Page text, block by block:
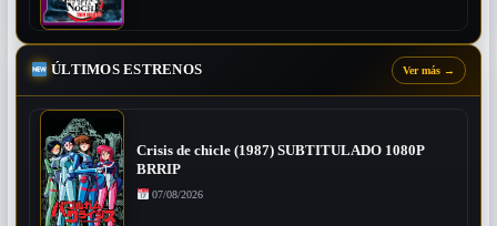
ÚLTIMOS ESTRENOS Ver más →
Crisis de chicle (1987) SUBTITULADO 1080P
BRRIP
07/08/2026